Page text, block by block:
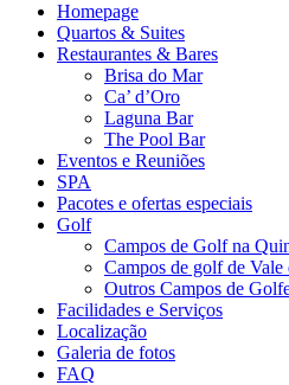
Homepage
Quartos & Suites
Restaurantes & Bares
Brisa do Mar
Ca’ d’Oro
Laguna Bar
The Pool Bar
Eventos e Reuniões
SPA
Pacotes e ofertas especiais
Golf
Campos de Golf na
Campos de golf de
Outros Campos de
Facilidades e Serviços
Localização
Galeria de fotos
FAQ